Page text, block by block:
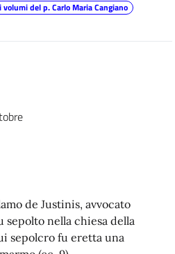
del p. Carlo Maria Cangiano
de Justinis, avvocato
nella chiesa della
sepolcro fu eretta una